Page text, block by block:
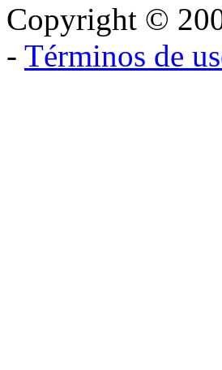
Copyright ©
- Términos de